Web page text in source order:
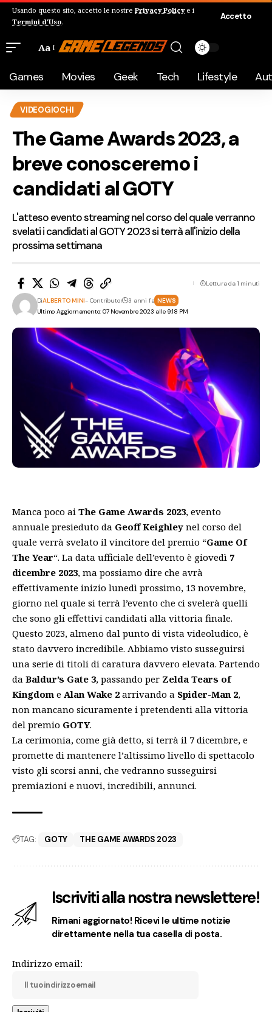
Usando questo sito, accetto le nostre Privacy Policye i
Termini d'Uso.
Accetto
Aa
Games Movies Geek Tech Lifestyle
VIDEOGIOCHI
The Game Awards 2023, a
breve conosceremo i
candidati al GOTY
L'atteso evento streaming nel corso del quale verranno
svelati i candidati al GOTY 2023 si terrà all'inizio della
prossima settimana
Ultimo Aggiornamento: 07 Novembre 2023 alle 9:18 PM
DiALBERTO MINI- Contributor 3 anni fa NEWS
Lettura da 1 minuti
Manca poco ai The Game Awards 2023, evento
annuale presieduto da Geoff Keighley nel corso del
quale verrà svelato il vincitore del premio “Game Of
The Year“. La data ufficiale dell’evento è giovedì 7
dicembre 2023, ma possiamo dire che avrà
effettivamente inizio lunedì prossimo, 13 novembre,
giorno nel quale si terrà l’evento che ci svelerà quelli
che sono gli effettivi candidati alla vittoria finale.
Questo 2023, almeno dal punto di vista videoludico, è
stato davvero incredibile. Abbiamo visto susseguirsi
una serie di titoli di caratura davvero elevata. Partendo
da Baldur’s Gate 3, passando per Zelda Tears of
Kingdom e Alan Wake 2 arrivando a Spider-Man 2,
non mancano sicuramente i pretendenti alla vittoria
del premio GOTY.
La cerimonia, come già detto, si terrà il 7 dicembre, e
promette di mantenere l’altissimo livello di spettacolo
visto gli scorsi anni, che vedranno susseguirsi
premiazioni e nuovi, incredibili, annunci.
TAG: GOTY THE GAME AWARDS 2023
Iscriviti alla nostra newslettere!
Rimani aggiornato! Ricevi le ultime notizie
direttamente nella tua casella di posta.
Indirizzo email: